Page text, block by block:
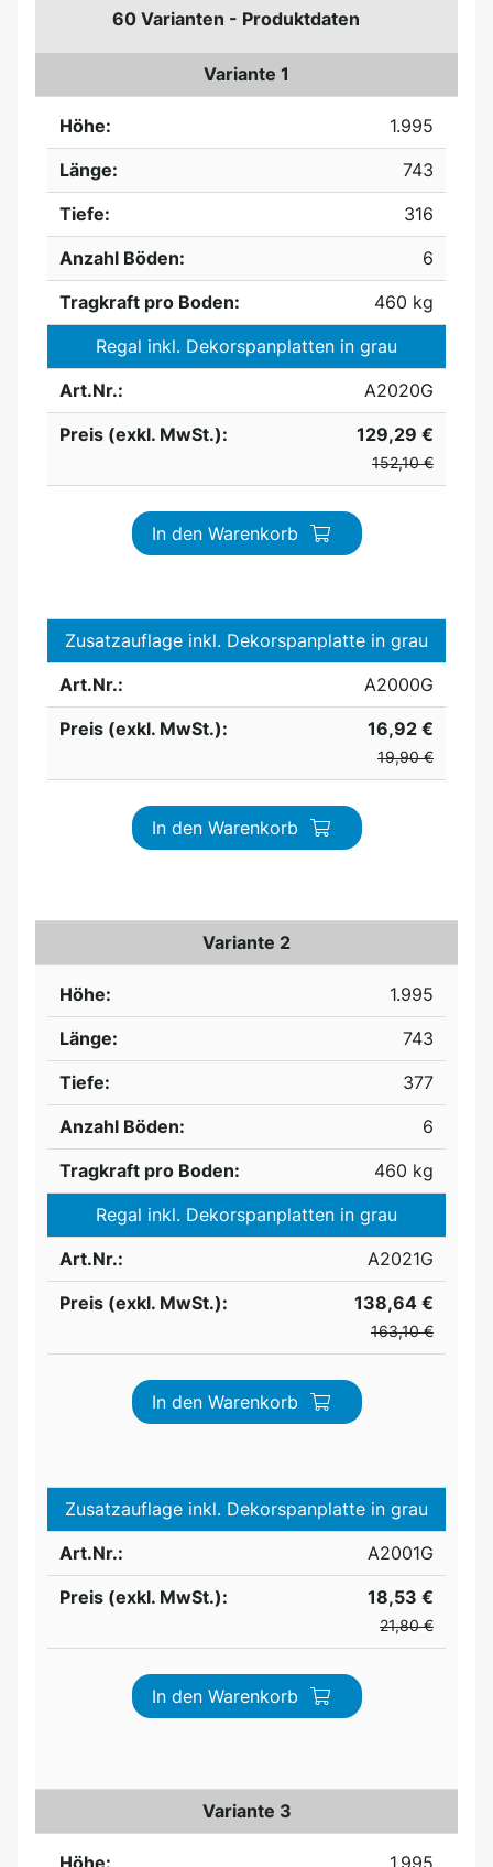
60 Varianten - Produktdaten
Variante 1
Höhe:
1.995
Länge:
743
Tiefe:
316
Anzahl Böden:
6
Tragkraft pro Boden:
460 kg
Regal inkl. Dekorspanplatten in grau
Art.Nr.:
A2020G
Preis (exkl. MwSt.):
129,29 €
152,10 €
In den Warenkorb
Zusatzauflage inkl. Dekorspanplatte in grau
Art.Nr.:
A2000G
Preis (exkl. MwSt.):
16,92 €
19,90 €
In den Warenkorb
Variante 2
Höhe:
1.995
Länge:
743
Tiefe:
377
Anzahl Böden:
6
Tragkraft pro Boden:
460 kg
Regal inkl. Dekorspanplatten in grau
Art.Nr.:
A2021G
Preis (exkl. MwSt.):
138,64 €
163,10 €
In den Warenkorb
Zusatzauflage inkl. Dekorspanplatte in grau
Art.Nr.:
A2001G
Preis (exkl. MwSt.):
18,53 €
21,80 €
In den Warenkorb
Variante 3
Höhe:
1.995